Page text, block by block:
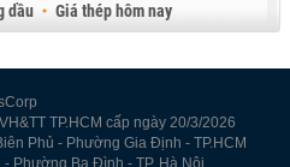
dầu
Giá thép hôm nay
TP.HCM cấp ngày 20/3/2026
Phủ - Phường Gia Định - TP.HCM
- Phường Ba Đình - TP. Hà Nội